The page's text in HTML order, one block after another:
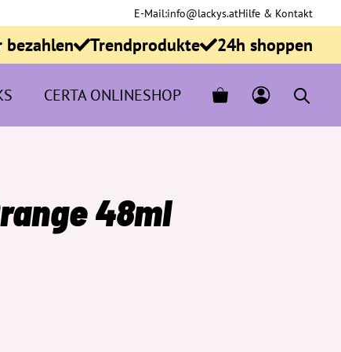
E-Mail:info@lackys.atHilfe & Kontakt
bezahlen Trendprodukte 24h shoppen
CERTA ONLINESHOP
48ml